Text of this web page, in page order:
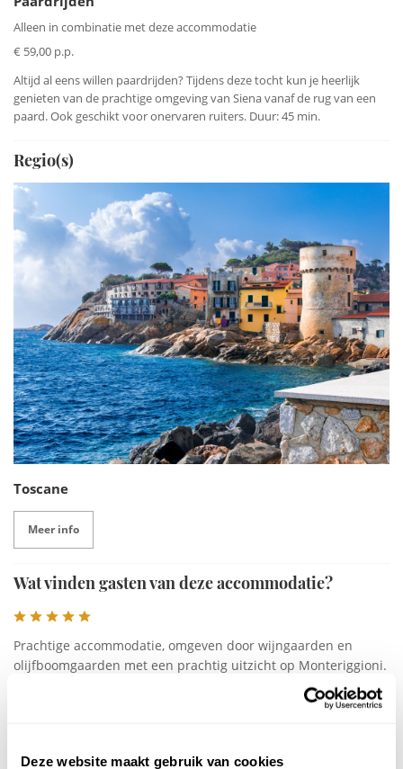
Deze website maakt gebruik van cookies
Alleen in combinatie met deze accommodatie
€ 59,00 p.p.
Altijd al eens willen paardrijden? Tijdens deze tocht kun je heerlijk
genieten van de prachtige omgeving van Siena vanaf de rug van een
paard. Ook geschikt voor onervaren ruiters. Duur: 45 min.
Regio(s)
Toscane
Meer info
Wat vinden gasten van deze accommodatie?
Prachtige accommodatie, omgeven door wijngaarden en
olijfboomgaarden met een prachtig uitzicht op Monteriggioni.